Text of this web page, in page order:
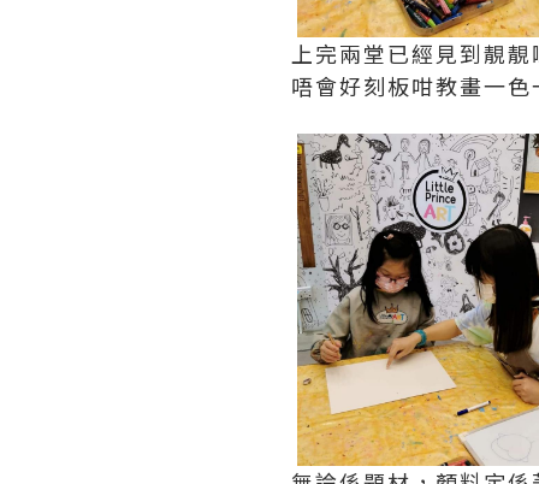
上完兩堂已經見到靚
唔會好刻板咁教畫一色